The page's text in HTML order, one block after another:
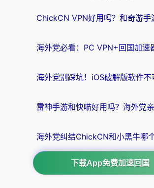
下载App免费加速回国